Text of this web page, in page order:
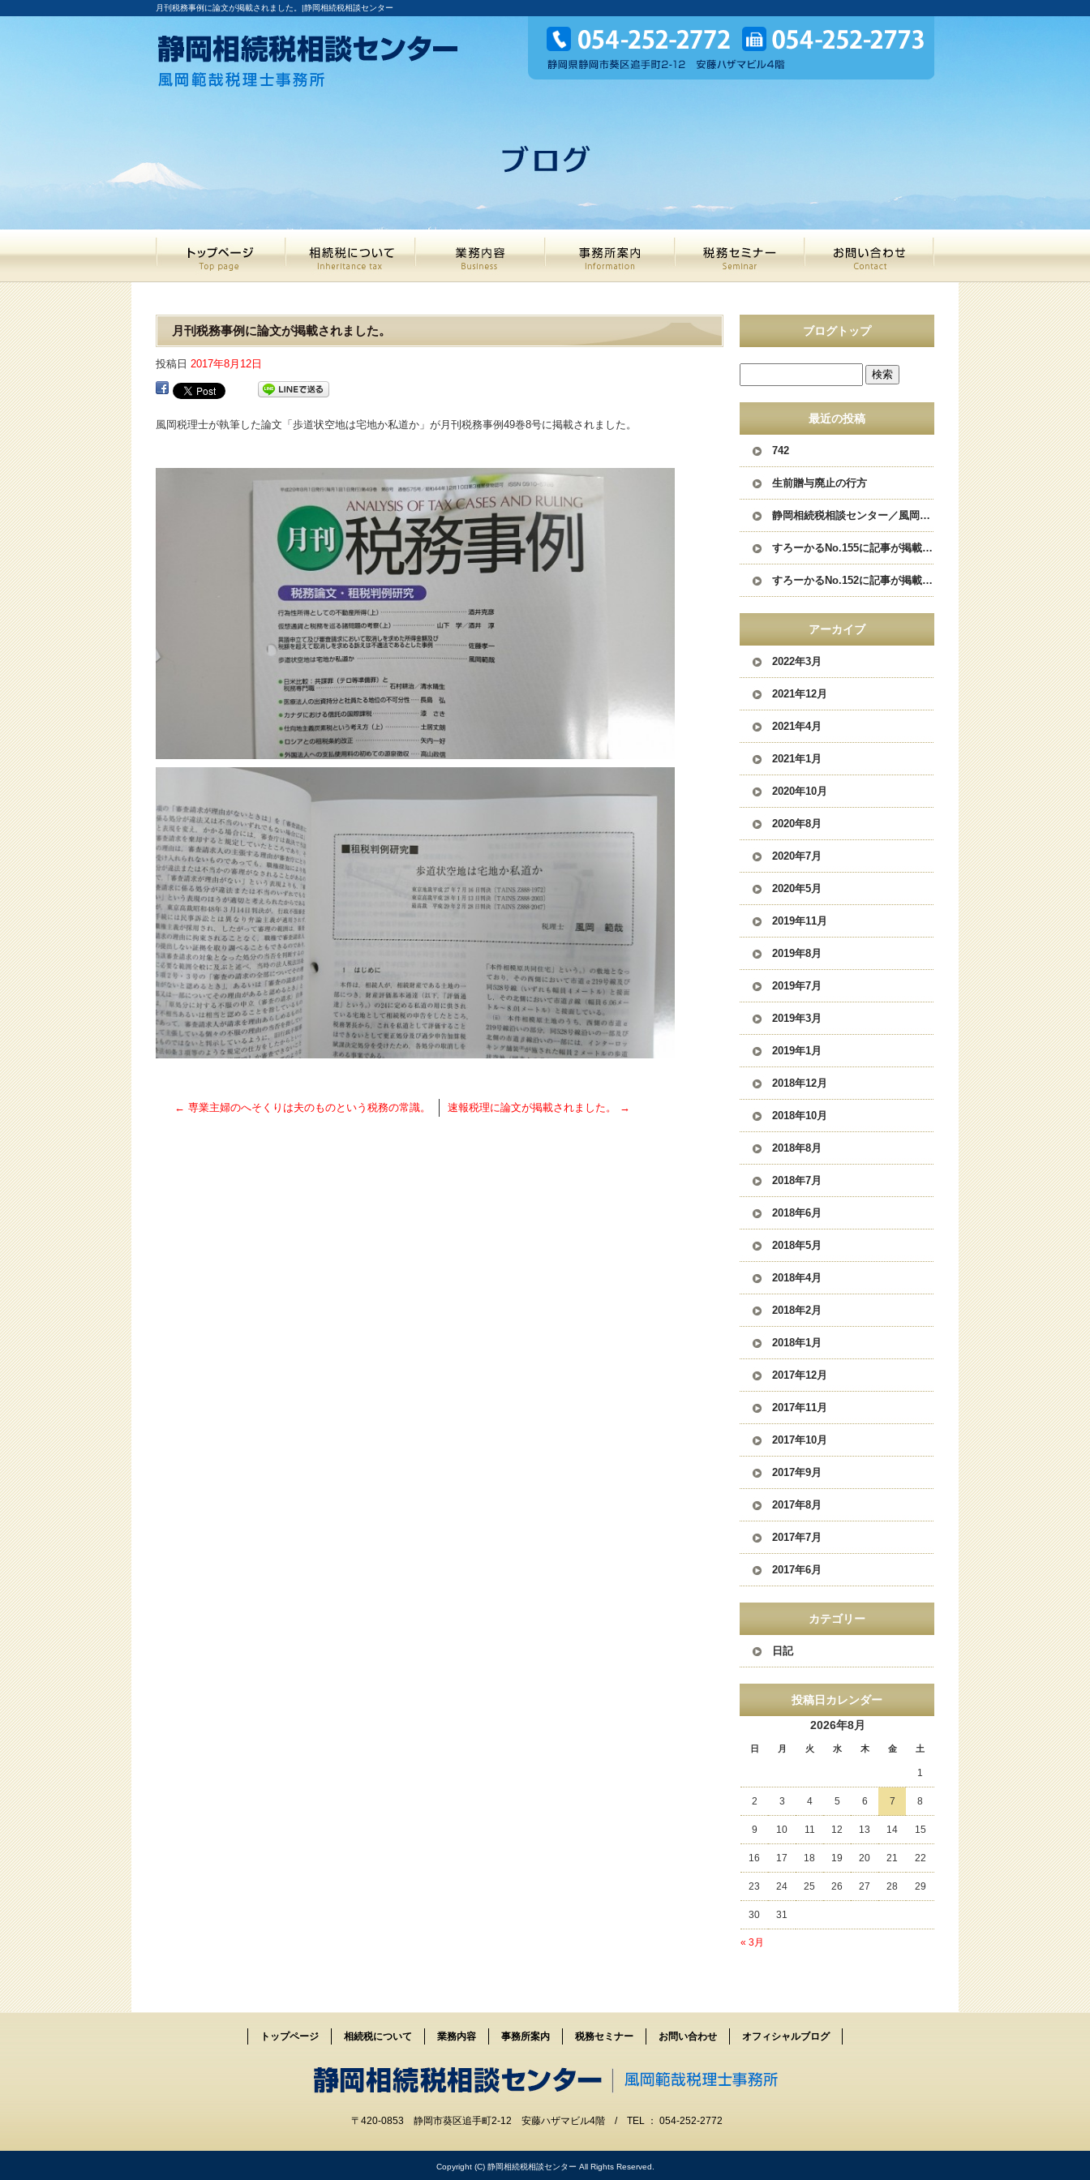
月刊税務事例に論文が掲載されました。|静岡相続税相談センター
月刊税務事例に論文が掲載されました。
投稿日 2017年8月12日
風岡税理士が執筆した論文「歩道状空地は宅地か私道か」が月刊税務事例49巻8号に掲載されました。
← 専業主婦のへそくりは夫のものという税務の常識。 速報税理に論文が掲載されました。 →
ブログトップ
最近の投稿
742
生前贈与廃止の行方
静岡相続税相談センター／風岡税理士事務所は清水エスパルスを応援しています。
すろーかるNo.155に記事が掲載されました。
すろーかるNo.152に記事が掲載されました。
アーカイブ
2022年3月
2021年12月
2021年4月
2021年1月
2020年10月
2020年8月
2020年7月
2020年5月
2019年11月
2019年8月
2019年7月
2019年3月
2019年1月
2018年12月
2018年10月
2018年8月
2018年7月
2018年6月
2018年5月
2018年4月
2018年2月
2018年1月
2017年12月
2017年11月
2017年10月
2017年9月
2017年8月
2017年7月
2017年6月
カテゴリー
日記
投稿日カレンダー
2026年8月
日 月 火 水 木 金 土
« 3月
1
2 3 4 5 6 7 8
9 10 11 12 13 14 15
16 17 18 19 20 21 22
23 24 25 26 27 28 29
30 31
トップページ 相続税について 業務内容 事務所案内 税務セミナー お問い合わせ オフィシャルブログ
〒420-0853 静岡市葵区追手町2-12 安藤ハザマビル4階 / TEL ： 054-252-2772
Copyright (C) 静岡相続税相談センター All Rights Reserved.